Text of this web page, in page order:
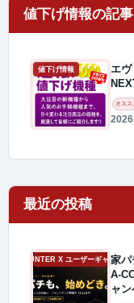
値下げ情報
エ
オスス
最近の投稿
A-COUNTER X ユーザーギャラリー
家パ
A-
ャ